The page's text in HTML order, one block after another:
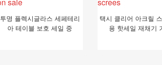
투명 플렉시글라스 세페테리
아 테이블 보호 세일 중
택시 클리어 아크릴
용 핫세일 재채기